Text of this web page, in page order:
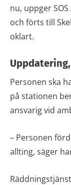
nu, uppger
och förts till
oklart.
Uppdatering,
Personen ska
på stationen
ansvarig vid
– Personen
allting, säger